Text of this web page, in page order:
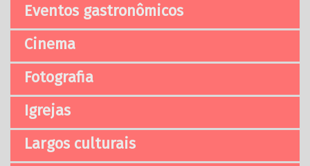
Eventos gastronômicos
Cinema
Fotografia
Igrejas
Largos culturais